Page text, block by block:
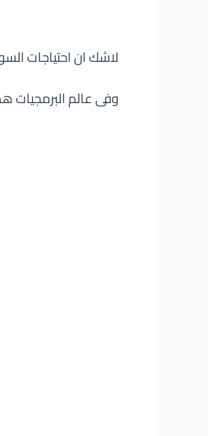
لاشك ان احتياجات
وفى عالم البرمجيات